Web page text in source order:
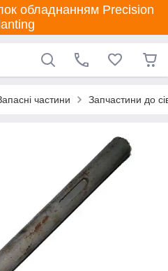
обладнанням Precision
частини Запчастини до